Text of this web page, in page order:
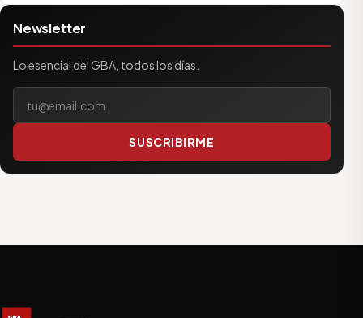
Newsletter
Lo esencial del GBA, todos los días.
Tu correo electrónico
SUSCRIBIRME